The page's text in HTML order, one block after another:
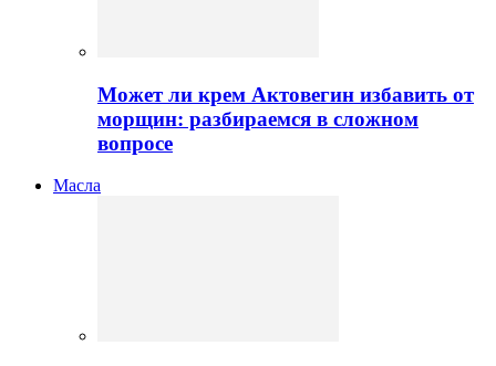
Может ли крем Актовегин избавить от
морщин: разбираемся в сложном
вопросе
Масла